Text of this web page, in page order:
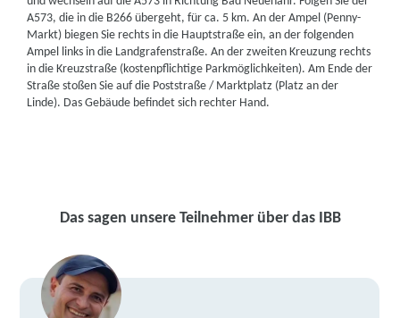
A573, die in die B266 übergeht, für ca. 5 km. An der Ampel (Penny-
Markt) biegen Sie rechts in die Hauptstraße ein, an der folgenden
Ampel links in die Landgrafenstraße. An der zweiten Kreuzung rechts
in die Kreuzstraße (kostenpflichtige Parkmöglichkeiten). Am Ende der
Straße stoßen Sie auf die Poststraße / Marktplatz (Platz an der
Linde). Das Gebäude befindet sich rechter Hand.
Das sagen unsere Teilnehmer über das IBB